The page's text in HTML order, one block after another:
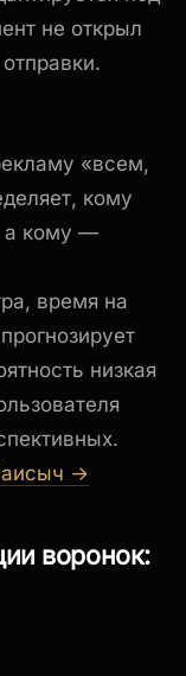
не открыл
«всем,
кому
а кому —
время на
низкая
→
воронок: